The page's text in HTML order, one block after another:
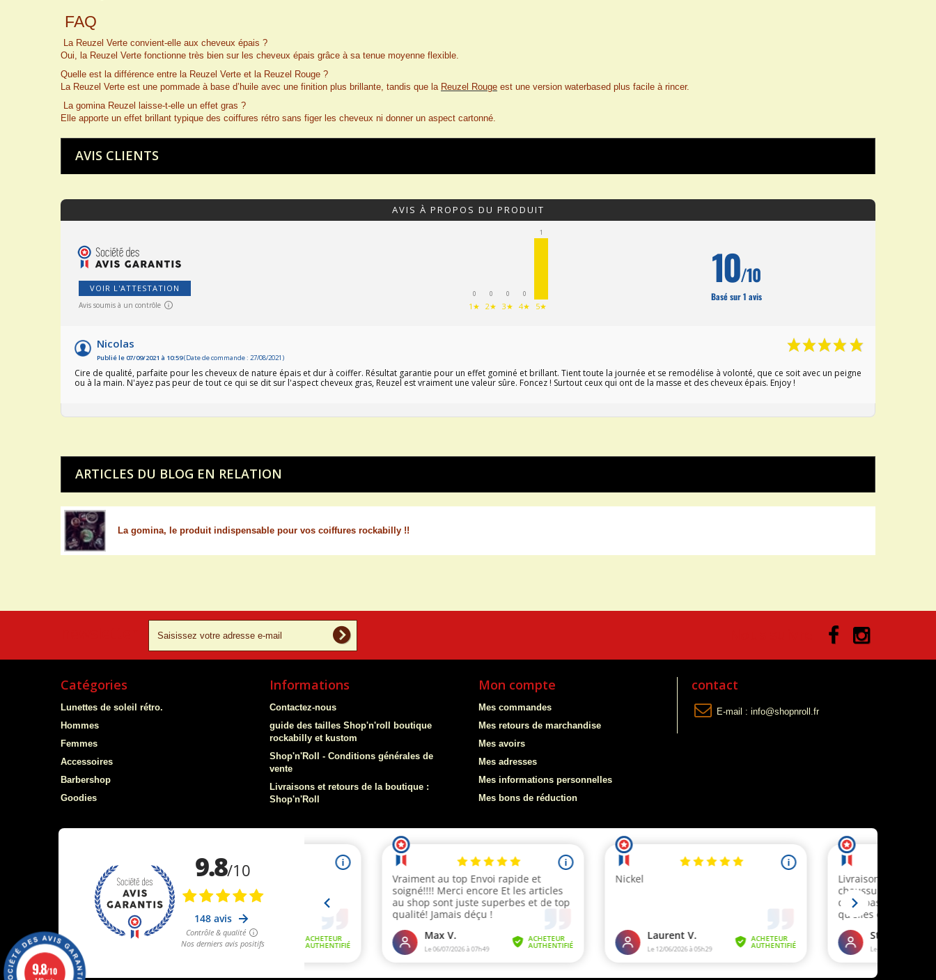
FAQ
La Reuzel Verte convient-elle aux cheveux épais ?
Oui, la Reuzel Verte fonctionne très bien sur les cheveux épais grâce à sa tenue moyenne flexible.
Quelle est la différence entre la Reuzel Verte et la Reuzel Rouge ?
La Reuzel Verte est une pommade à base d’huile avec une finition plus brillante, tandis que la Reuzel Rouge est une version waterbased plus facile à rincer.
La gomina Reuzel laisse-t-elle un effet gras ?
Elle apporte un effet brillant typique des coiffures rétro sans figer les cheveux ni donner un aspect cartonné.
AVIS CLIENTS
AVIS À PROPOS DU PRODUIT
VOIR L'ATTESTATION
Avis soumis à un contrôle
0
1★
0
2★
0
3★
0
4★
1
5★
10/10
Basé sur 1 avis
Nicolas
Publié le 07/09/2021 à 10:59(Date de commande : 27/08/2021)
Cire de qualité, parfaite pour les cheveux de nature épais et dur à coiffer. Résultat garantie pour un effet gominé et brillant. Tient toute la journée et se remodélise à volonté, que ce soit avec un peigne
ou à la main. N'ayez pas peur de tout ce qui se dit sur l'aspect cheveux gras, Reuzel est vraiment une valeur sûre. Foncez ! Surtout ceux qui ont de la masse et des cheveux épais. Enjoy !
ARTICLES DU BLOG EN RELATION
La gomina, le produit indispensable pour vos coiffures rockabilly !!
Catégories
Lunettes de soleil rétro.
Hommes
Femmes
Accessoires
Barbershop
Goodies
Informations
Contactez-nous
guide des tailles Shop'n'roll boutique
rockabilly et kustom
Shop'n'Roll - Conditions générales de
vente
Livraisons et retours de la boutique :
Shop'n'Roll
Mon compte
Mes commandes
Mes retours de marchandise
Mes avoirs
Mes adresses
Mes informations personnelles
Mes bons de réduction
contact
E-mail : info@shopnroll.fr
9.8/10